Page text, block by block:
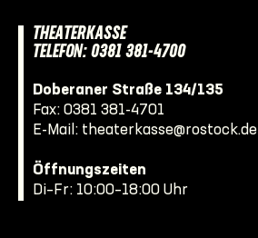
THEATERKASSE
TELEFON: 0381 381-4700
Doberaner Straße 134/135
Fax: 0381 381-4701
E-Mail: theaterkasse@rostock.de
Öffnungszeiten
Di–Fr: 10:00–18:00 Uhr